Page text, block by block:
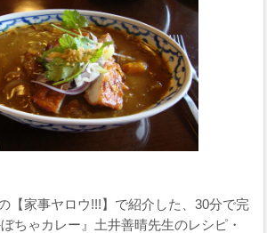
【家事ヤロウ!!!】で紹介した、30分で完
ちゃカレー』土井善晴先生のレシピ・